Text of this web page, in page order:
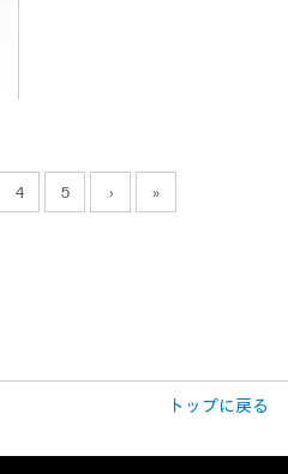
4 5 › »
トップに戻る